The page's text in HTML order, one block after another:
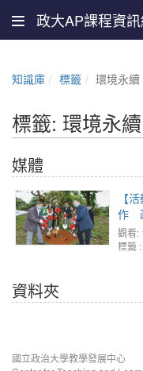
政大AP課程資
知識庫 標籤 環境永續
標籤: 環境永續
媒體
【
作
觀看:
標籤 :
資料夾
國立政治大學教學發展中心